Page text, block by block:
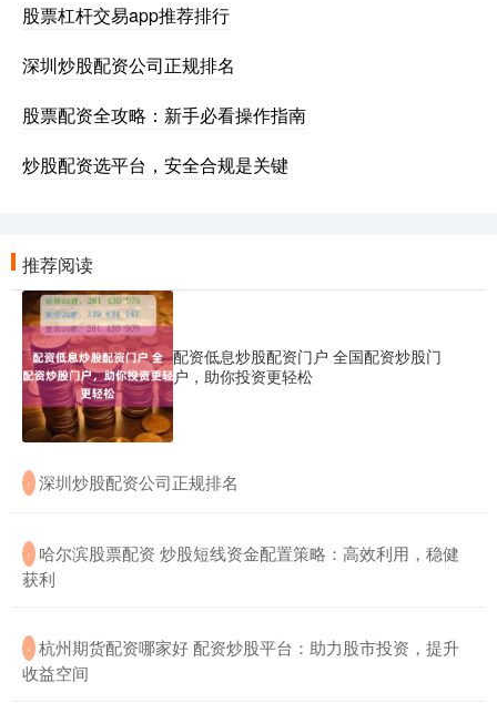
股票杠杆交易app推荐排行
深圳炒股配资公司正规排名
股票配资全攻略：新手必看操作指南
炒股配资选平台，安全合规是关键
推荐阅读
配资低息炒股配资门户 全国配资炒股门
户，助你投资更轻松
· ​深圳炒股配资公司正规排名
· ​哈尔滨股票配资 炒股短线资金配置策略：高效利用，稳健
获利
· ​杭州期货配资哪家好 配资炒股平台：助力股市投资，提升
收益空间